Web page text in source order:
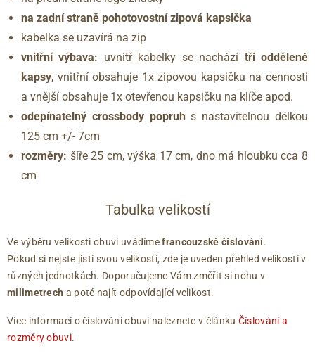
na zadní straně pohotovostní zipová kapsička
kabelka se uzavírá na zip
vnitřní výbava: uvnitř kabelky se nachází tři oddělené
kapsy, vnitřní obsahuje 1x zipovou kapsičku na cennosti
a vnější obsahuje 1x otevřenou kapsičku na klíče apod.
odepínatelný crossbody popruhs nastavitelnou délkou
125 cm +/- 7cm
rozměry: šíře 25 cm, výška 17 cm, dno má hloubku cca 8
cm
Tabulka velikostí
Ve výběru velikosti obuvi uvádímefrancouzské číslování.
Pokud si nejste jistí svou velikostí, zde je uveden přehled velikostí v
různých jednotkách. Doporučujeme Vám změřit si nohu v
milimetrech a poté najít odpovídající velikost.
Více informací o číslování obuvi naleznete v článku Číslování a
rozměry obuvi.